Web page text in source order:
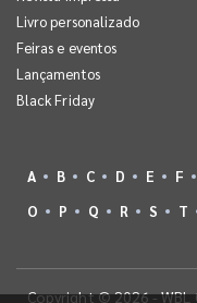
Livro personalizado
Feiras e eventos
Lançamentos
Black Friday
A B C D E F
O
P Q R S T
Copyright © 2026 - WBL